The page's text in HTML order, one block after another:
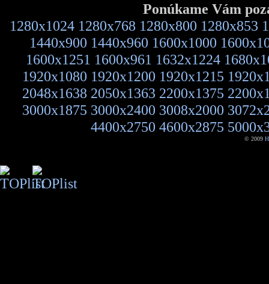
Ponúkame Vám
1280x1024 1280x768 1280x800 1280x853
1440x900 1440x960 1600x1000
1600x1251 1600x961 1632x1224
1920x1080 1920x1200 1920x1215
2048x1638 2050x1363 2200x1375
3000x1875 3000x2400 3008x2000
4400x2750 4600x2875
© 2009